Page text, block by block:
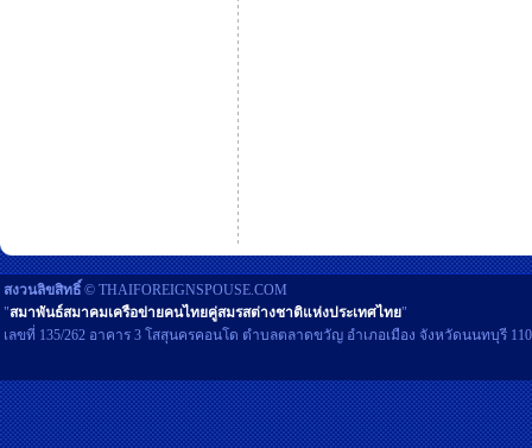
สงวนลิขสิทธิ์ © THAIFOREIGNSPOUSE.COM
"สมาพันธ์สมาคมเครือข่ายคนไทยคู่สมรสต่างชาติแห่งประเทศไทย"
เลขที่ 135/262 อาคาร 3 โสสุนครคอนโด ตำบลตลาดขวัญ อำเภอเมือง จังหวัดนนทบุรี